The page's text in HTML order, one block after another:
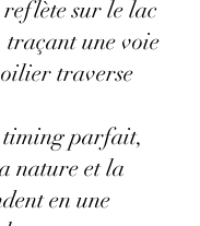
sur le lac
traçant une voie
traverse
timing parfait,
nature et la
en une